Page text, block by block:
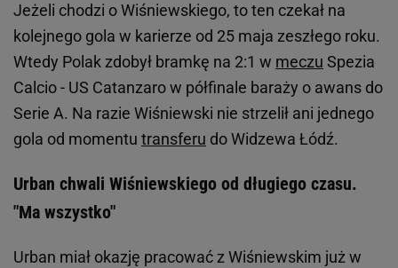
Jeżeli chodzi o Wiśniewskiego, to ten czekał na
kolejnego gola w karierze od 25 maja zeszłego roku.
Wtedy Polak zdobył bramkę na 2:1 w meczu Spezia
Calcio - US Catanzaro w półfinale baraży o awans do
Serie A. Na razie Wiśniewski nie strzelił ani jednego
gola od momentu transferu do Widzewa Łódź.
Urban chwali Wiśniewskiego od długiego czasu.
"Ma wszystko"
Urban miał okazję pracować z Wiśniewskim już w